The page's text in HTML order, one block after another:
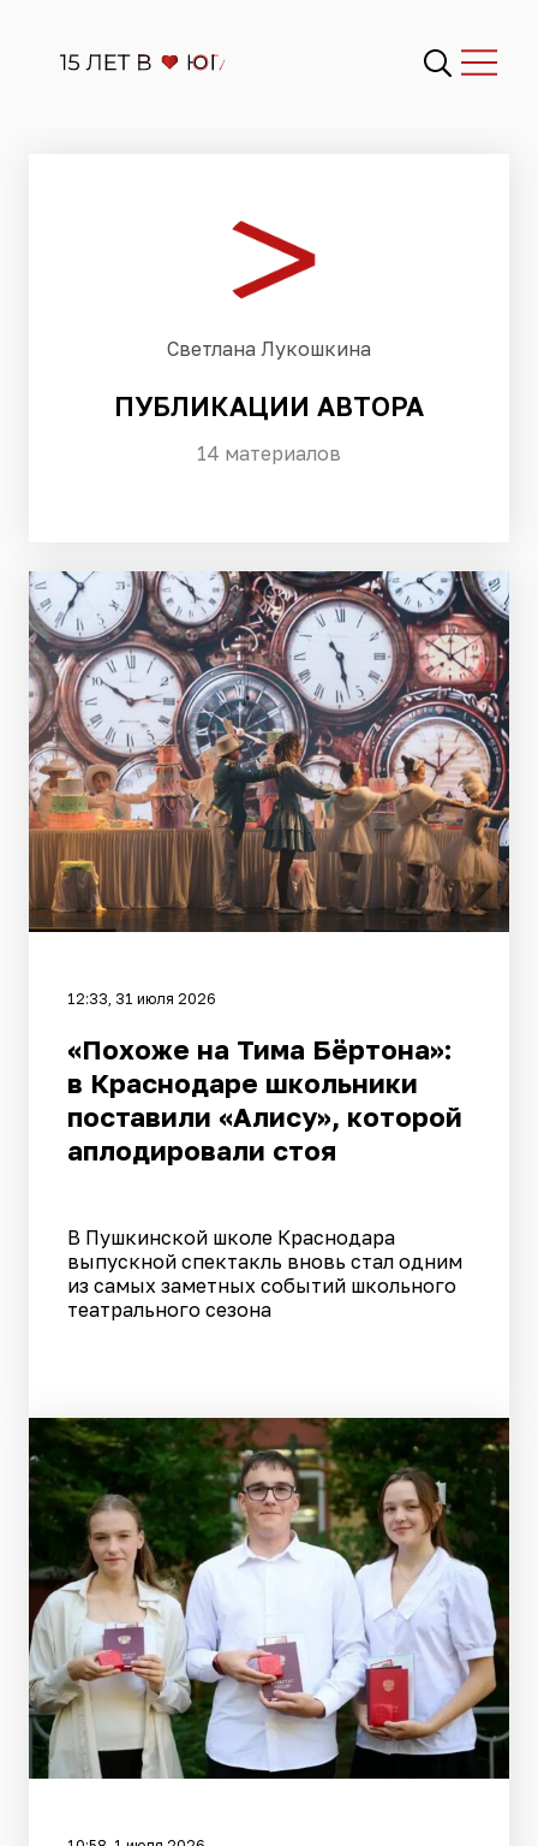
Светлана Лукошкина
ПУБЛИКАЦИИ АВТОРА
14 материалов
12:33, 31 июля 2026
«Похоже на Тима Бёртона»:
в Краснодаре школьники
поставили «Алису», которой
аплодировали стоя
В Пушкинской школе Краснодара
выпускной спектакль вновь стал одним
из самых заметных событий школьного
театрального сезона